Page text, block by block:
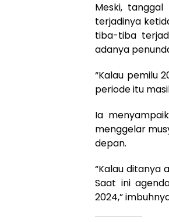
Meski,
terjadinya
tiba-tiba
adanya
“Kalau pemilu
periode itu
Ia
menggelar
depan.
“Kalau ditanya
Saat ini
2024,”